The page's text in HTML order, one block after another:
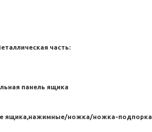
часть:
панель ящика
ящика,нажимные/ножка/ножка-подпорка